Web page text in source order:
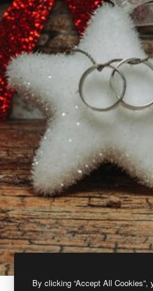
By clicking “Accept All